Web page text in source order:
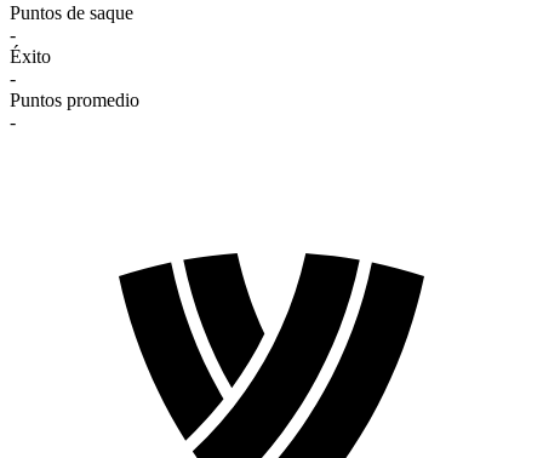
Puntos de saque
-
Éxito
-
Puntos promedio
-